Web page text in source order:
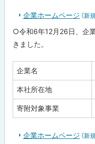
企業ホームページ （新
○令和6年12月26日、企
きました。
企業名
本社所在地
寄附対象事業
企業ホームページ （新